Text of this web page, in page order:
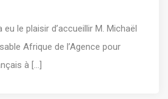
eu le plaisir d’accueillir M. Michaël
Afrique de l’Agence pour
à [...]